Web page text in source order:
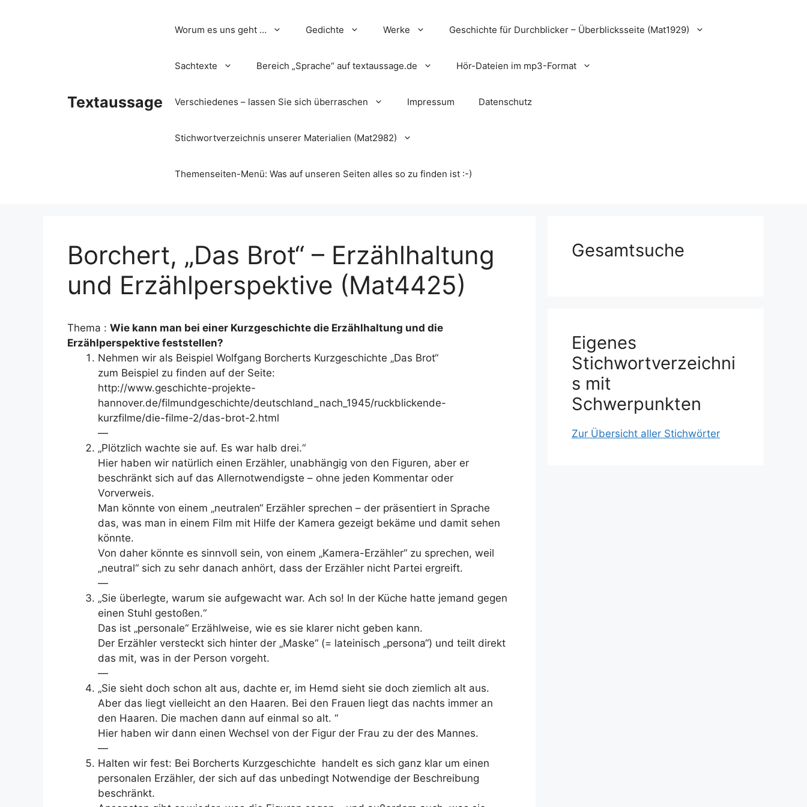
Textaussage
Worum es uns geht … Gedichte Werke Geschichte für Durchblicker – Überblicksseite (Mat1929)
Sachtexte Bereich „Sprache“ auf textaussage.de Hör-Dateien im mp3-Format
Verschiedenes – lassen Sie sich überraschen Impressum Datenschutz
Stichwortverzeichnis unserer Materialien (Mat2982)
Themenseiten-Menü: Was auf unseren Seiten alles so zu finden ist :-)
Borchert, „Das Brot“ – Erzählhaltung
und Erzählperspektive (Mat4425)
Thema : Wie kann man bei einer Kurzgeschichte die Erzählhaltung und die
Erzählperspektive feststellen?
Nehmen wir als Beispiel Wolfgang Borcherts Kurzgeschichte „Das Brot“
zum Beispiel zu finden auf der Seite:
http://www.geschichte-projekte-
hannover.de/filmundgeschichte/deutschland_nach_1945/ruckblickende-
kurzfilme/die-filme-2/das-brot-2.html
—
„Plötzlich wachte sie auf. Es war halb drei.“
Hier haben wir natürlich einen Erzähler, unabhängig von den Figuren, aber er
beschränkt sich auf das Allernotwendigste – ohne jeden Kommentar oder
Vorverweis.
Man könnte von einem „neutralen“ Erzähler sprechen – der präsentiert in Sprache
das, was man in einem Film mit Hilfe der Kamera gezeigt bekäme und damit sehen
könnte.
Von daher könnte es sinnvoll sein, von einem „Kamera-Erzähler“ zu sprechen, weil
„neutral“ sich zu sehr danach anhört, dass der Erzähler nicht Partei ergreift.
—
„Sie überlegte, warum sie aufgewacht war. Ach so! In der Küche hatte jemand gegen
einen Stuhl gestoßen.“
Das ist „personale“ Erzählweise, wie es sie klarer nicht geben kann.
Der Erzähler versteckt sich hinter der „Maske“ (= lateinisch „persona“) und teilt direkt
das mit, was in der Person vorgeht.
—
„Sie sieht doch schon alt aus, dachte er, im Hemd sieht sie doch ziemlich alt aus.
Aber das liegt vielleicht an den Haaren. Bei den Frauen liegt das nachts immer an
den Haaren. Die machen dann auf einmal so alt. “
Hier haben wir dann einen Wechsel von der Figur der Frau zu der des Mannes.
—
Halten wir fest: Bei Borcherts Kurzgeschichte handelt es sich ganz klar um einen
personalen Erzähler, der sich auf das unbedingt Notwendige der Beschreibung
beschränkt.
Gesamtsuche
Eigenes
Stichwortverzeichni
s mit
Schwerpunkten
Zur Übersicht aller Stichwörter